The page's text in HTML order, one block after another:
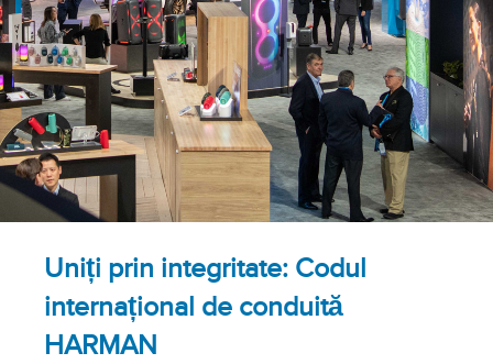
Uniți prin integritate: Codul
internațional de conduită
HARMAN